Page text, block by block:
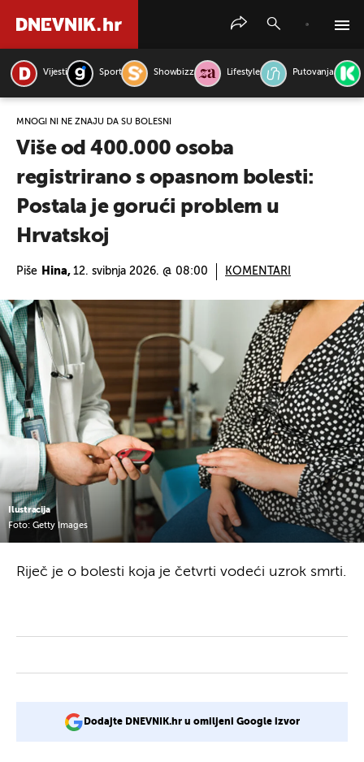
Vijesti Sport Showbizz Lifestyle Putovanja
MNOGI NI NE ZNAJU DA SU BOLESNI
Više od 400.000 osoba
registrirano s opasnom bolesti:
Postala je gorući problem u
Hrvatskoj
Piše Hina, 12. svibnja 2026. @ 08:00 KOMENTARI
Ilustracija
Foto: Getty Images
Riječ je o bolesti koja je četvrti vodeći uzrok smrti.
Dodajte DNEVNIK.hr u omiljeni Google izvor
PRETRAŽITE VIJESTI